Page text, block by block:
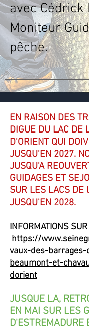
avec Cédrick
Moniteur
pêche.
EN RAISON DES
DIGUE DU LAC DE
D'ORIENT QUI
JUSQU'EN 2027.
JUSQU'A
GUIDAGES ET
SUR LES LACS DE
JUSQU'EN 2028.
INFORMATIONS
https://
vaux-des-
beaumont-et-
dorient
JUSQUE LA,
EN MAI SUR LES
D'ESTREMADURE